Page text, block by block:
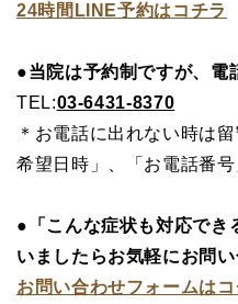
24時間LINE予約はコチラ
●当院は予約制ですが、電
TEL:03-6431-8370
＊お電話に出れない時は
希望日時」、「お電話番
●「こんな症状も対応でき
いましたらお気軽にお問い
お問い合わせフォームはコ